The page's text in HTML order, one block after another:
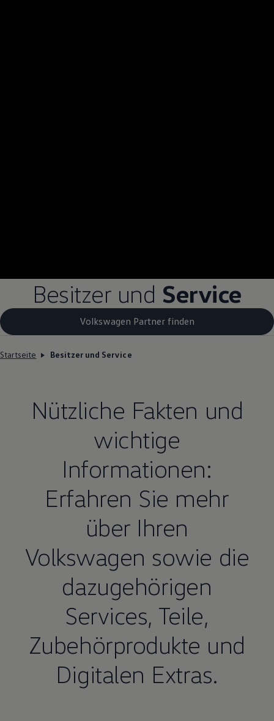
Besitzer und Service
Volkswagen Partner finden
Startseite Besitzer und Service
Nützliche Fakten und
wichtige
Informationen:
Erfahren Sie mehr
über Ihren
Volkswagen sowie die
dazugehörigen
Services, Teile,
Zubehörprodukte und
Digitalen Extras.